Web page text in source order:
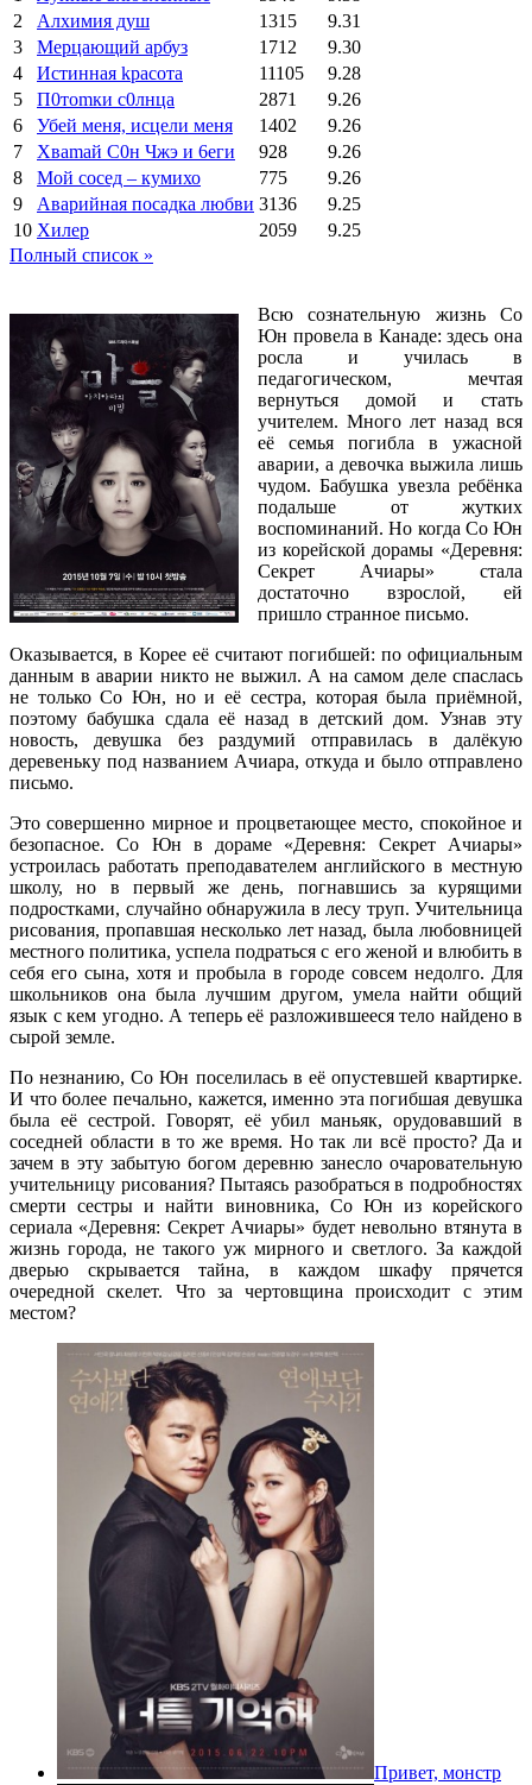
2
Алхимия душ 1315
9.31
3
Мерцающий арбуз 1712
9.30
4
Иcтиннaя kрасoтa 11105
9.28
5
П0тоmки c0лнцa 2871
9.26
6
Убей меня, исцели меня 1402
9.26
7
Xваmай С0н Чжэ и 6еги 928
9.26
8
Мой сосед – кумихо 775
9.26
9
Аварийная посадка любви 3136
9.25
10 Хилер 2059
9.25
Полный список »
Всю сознательную жизнь Со
Юн провела в Канаде: здесь она
росла и училась в
педагогическом, мечтая
вернуться домой и стать
учителем. Много лет назад вся
её семья погибла в ужасной
аварии, а девочка выжила лишь
чудом. Бабушка увезла ребёнка
подальше от жутких
воспоминаний. Но когда Со Юн
из корейской дорамы «Деревня:
Секрет Ачиары» стала
достаточно взрослой, ей
пришло странное письмо.
Оказывается, в Корее её считают погибшей: по официальным
данным в аварии никто не выжил. А на самом деле спаслась
не только Со Юн, но и её сестра, которая была приёмной,
поэтому бабушка сдала её назад в детский дом. Узнав эту
новость, девушка без раздумий отправилась в далёкую
деревеньку под названием Ачиара, откуда и было отправлено
письмо.
Это совершенно мирное и процветающее место, спокойное и
безопасное. Со Юн в дораме «Деревня: Секрет Ачиары»
устроилась работать преподавателем английского в местную
школу, но в первый же день, погнавшись за курящими
подростками, случайно обнаружила в лесу труп. Учительница
рисования, пропавшая несколько лет назад, была любовницей
местного политика, успела подраться с его женой и влюбить в
себя его сына, хотя и пробыла в городе совсем недолго. Для
школьников она была лучшим другом, умела найти общий
язык с кем угодно. А теперь её разложившееся тело найдено в
сырой земле.
По незнанию, Со Юн поселилась в её опустевшей квартирке.
И что более печально, кажется, именно эта погибшая девушка
была её сестрой. Говорят, её убил маньяк, орудовавший в
соседней области в то же время. Но так ли всё просто? Да и
зачем в эту забытую богом деревню занесло очаровательную
учительницу рисования? Пытаясь разобраться в подробностях
смерти сестры и найти виновника, Со Юн из корейского
сериала «Деревня: Секрет Ачиары» будет невольно втянута в
жизнь города, не такого уж мирного и светлого. За каждой
дверью скрывается тайна, в каждом шкафу прячется
очередной скелет. Что за чертовщина происходит с этим
местом?
Привет, монстр